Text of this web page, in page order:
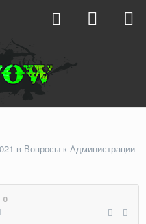
в Вопросы к Администрации
0